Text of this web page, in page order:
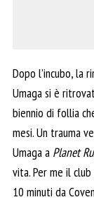
Dopo l’incubo, la
Umaga si è
biennio di follia
mesi. Un trauma
Umaga a Planet
vita. Per me il
10 minuti da